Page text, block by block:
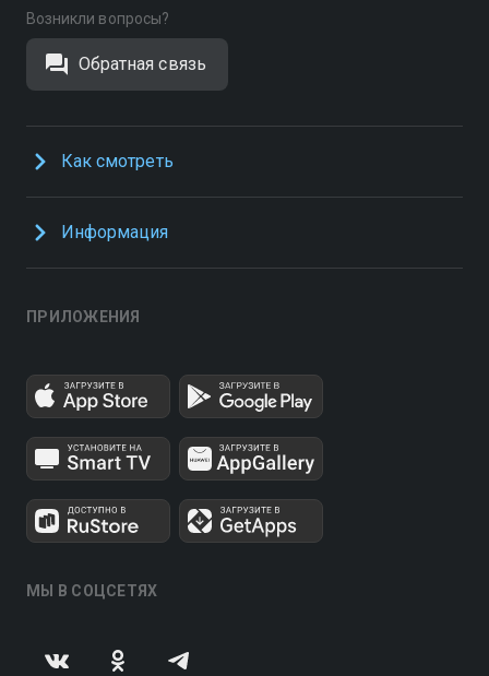
Возникли вопросы?
Обратная связь
Как смотреть
Информация
ПРИЛОЖЕНИЯ
МЫ В СОЦСЕТЯХ